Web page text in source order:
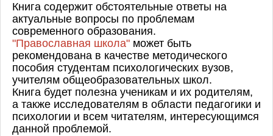
Книга содержит обстоятельные ответы на
актуальные вопросы по проблемам
современного образования.
"Православная школа" может быть
рекомендована в качестве методического
пособия студентам психологических вузов,
учителям общеобразовательных школ.
Книга будет полезна ученикам и их родителям,
а также исследователям в области педагогики и
психологии и всем читателям, интересующимся
данной проблемой.